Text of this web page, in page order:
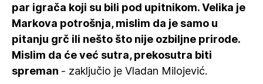
par igrača koji su bili pod upitnikom. Velika je
Markova potrošnja, mislim da je samo u
pitanju grč ili nešto što nije ozbiljne prirode.
Mislim da će već sutra, prekosutra biti
spreman - zaključio je Vladan Milojević.